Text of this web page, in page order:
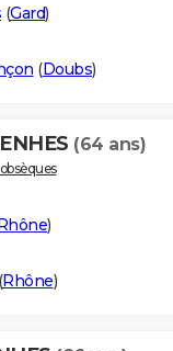
(Gard)
(Doubs)
(64 ans)
)
(Rhône)